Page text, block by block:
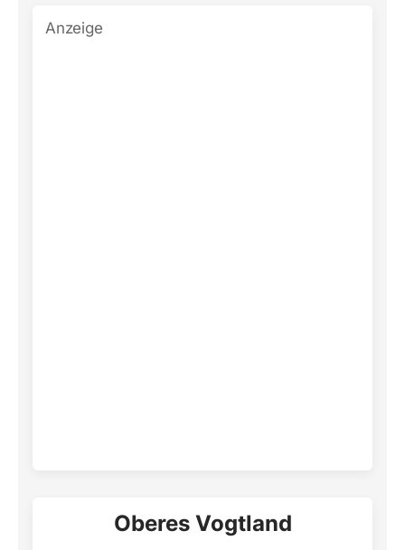
Anzeige
Oberes Vogtland